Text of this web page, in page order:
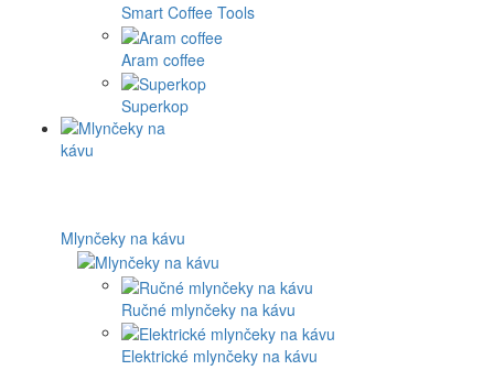
Smart Coffee Tools
Aram coffee
Superkop
Mlynčeky na kávu
Ručné mlynčeky na kávu
Elektrické mlynčeky na kávu